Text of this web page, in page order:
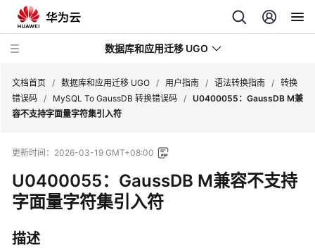
数据库和应用迁移 UGO
动
态
产
介
文档首页 / 数据库和应用迁移 UGO / 用户指南 / 语法转换指南 / 转换
错误码 / MySQL To GaussDB 转换错误码 / U0400055：GaussDB M兼
容不支持字面量字符集引入符
更新时间： 2026-03-19 GMT+08:00
U0400055：GaussDB M兼容不支持
字面量字符集引入符
描述